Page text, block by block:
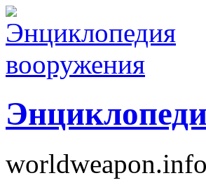
worldweapon.info